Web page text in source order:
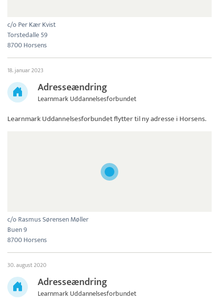
c/o Per Kær Kvist
Torstedalle 59
8700 Horsens
18. januar 2023
Adresseændring
Learnmark Uddannelsesforbundet
Learnmark Uddannelsesforbundetflytter til ny adresse i Horsens.
c/o Rasmus Sørensen Møller
Buen 9
8700 Horsens
30. august 2020
Adresseændring
Learnmark Uddannelsesforbundet